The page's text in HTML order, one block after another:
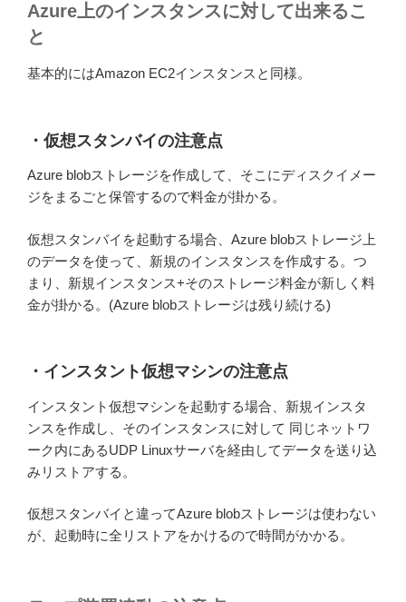
Azure上のインスタンスに対して出来るこ
と
基本的にはAmazon EC2インスタンスと同様。
・仮想スタンバイの注意点
Azure blobストレージを作成して、そこにディスクイメー
ジをまるごと保管するので料金が掛かる。
仮想スタンバイを起動する場合、Azure blobストレージ上
のデータを使って、新規のインスタンスを作成する。つ
まり、新規インスタンス+そのストレージ料金が新しく料
金が掛かる。(Azure blobストレージは残り続ける)
・インスタント仮想マシンの注意点
インスタント仮想マシンを起動する場合、新規インスタ
ンスを作成し、そのインスタンスに対して 同じネットワ
ーク内にあるUDP Linuxサーバを経由してデータを送り込
みリストアする。
仮想スタンバイと違ってAzure blobストレージは使わない
が、起動時に全リストアをかけるので時間がかかる。